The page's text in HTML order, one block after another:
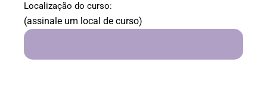
Localização do curso:
(assinale um local de curso)